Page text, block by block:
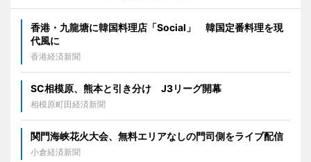
香港・九龍塘に韓国料理店「Social」 韓国定番料理を現
代風に
香港経済新聞
SC相模原、熊本と引き分け J3リーグ開幕
相模原町田経済新聞
関門海峡花火大会、無料エリアなしの門司側をライブ配信
小倉経済新聞